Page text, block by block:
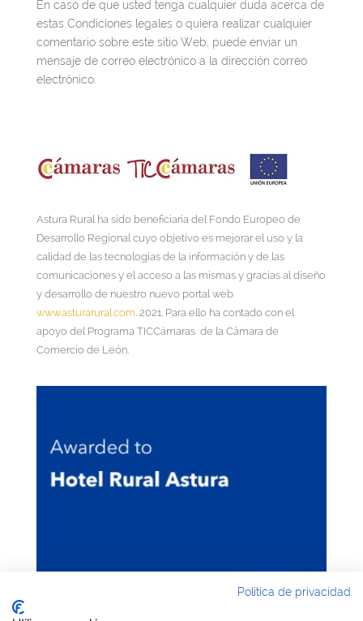
En caso de que usted tenga cualquier duda acerca de
estas Condiciones legales o quiera realizar cualquier
comentario sobre este sitio Web, puede enviar un
mensaje de correo electrónico a la dirección correo
electrónico.
Astura Rural ha sido beneficiaria del Fondo Europeo de
Desarrollo Regional cuyo objetivo es mejorar el uso y la
calidad de las tecnologías de la información y de las
comunicaciones y el acceso a las mismas y gracias al diseño
y desarrollo de nuestro nuevo portal web
www.asturarural.com . 2021. Para ello ha contado con el
apoyo del Programa TICCámaras de la Cámara de
Comercio de León.
Política de privacidad